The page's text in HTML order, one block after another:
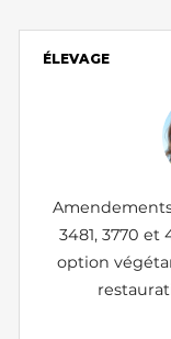
ÉLEVAGE
Amendements
3481, 3770
option